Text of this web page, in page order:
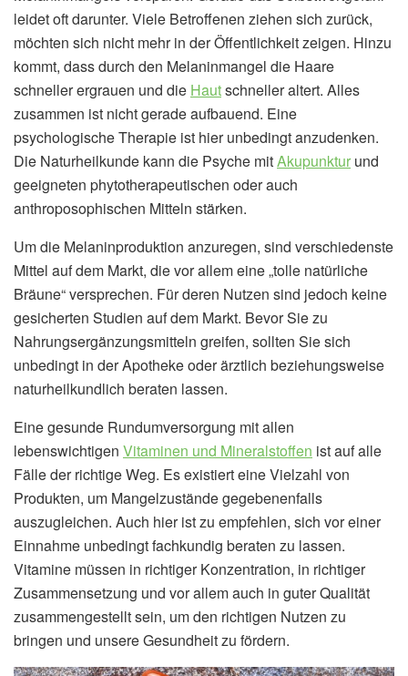
leidet oft darunter. Viele Betroffenen ziehen sich zurück,
möchten sich nicht mehr in der Öffentlichkeit zeigen. Hinzu
kommt, dass durch den Melaninmangel die Haare
schneller ergrauen und die Hautschneller altert. Alles
zusammen ist nicht gerade aufbauend. Eine
psychologische Therapie ist hier unbedingt anzudenken.
Die Naturheilkunde kann die Psyche mitAkupunktur und
geeigneten phytotherapeutischen oder auch
anthroposophischen Mitteln stärken.
Um die Melaninproduktion anzuregen, sind verschiedenste
Mittel auf dem Markt, die vor allem eine „tolle natürliche
Bräune“ versprechen. Für deren Nutzen sind jedoch keine
gesicherten Studien auf dem Markt. Bevor Sie zu
Nahrungsergänzungsmitteln greifen, sollten Sie sich
unbedingt in der Apotheke oder ärztlich beziehungsweise
naturheilkundlich beraten lassen.
Eine gesunde Rundumversorgung mit allen
lebenswichtigen Vitaminen und Mineralstoffen ist auf alle
Fälle der richtige Weg. Es existiert eine Vielzahl von
Produkten, um Mangelzustände gegebenenfalls
auszugleichen. Auch hier ist zu empfehlen, sich vor einer
Einnahme unbedingt fachkundig beraten zu lassen.
Vitamine müssen in richtiger Konzentration, in richtiger
Zusammensetzung und vor allem auch in guter Qualität
zusammengestellt sein, um den richtigen Nutzen zu
bringen und unsere Gesundheit zu fördern.